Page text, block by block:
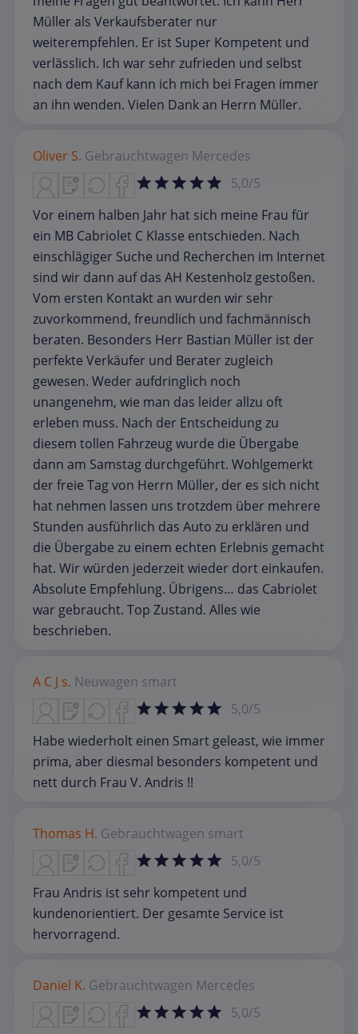
Müller als Verkaufsberater nur
weiterempfehlen. Er ist Super Kompetent und
verlässlich. Ich war sehr zufrieden und selbst
nach dem Kauf kann ich mich bei Fragen immer
an ihn wenden. Vielen Dank an Herrn Müller.
Oliver S. Gebrauchtwagen Mercedes
5,0/5
Vor einem halben Jahr hat sich meine Frau für
ein MB Cabriolet C Klasse entschieden. Nach
einschlägiger Suche und Recherchen im Internet
sind wir dann auf das AH Kestenholz gestoßen.
Vom ersten Kontakt an wurden wir sehr
zuvorkommend, freundlich und fachmännisch
beraten. Besonders Herr Bastian Müller ist der
perfekte Verkäufer und Berater zugleich
gewesen. Weder aufdringlich noch
unangenehm, wie man das leider allzu oft
erleben muss. Nach der Entscheidung zu
diesem tollen Fahrzeug wurde die Übergabe
dann am Samstag durchgeführt. Wohlgemerkt
der freie Tag von Herrn Müller, der es sich nicht
hat nehmen lassen uns trotzdem über mehrere
Stunden ausführlich das Auto zu erklären und
die Übergabe zu einem echten Erlebnis gemacht
hat. Wir würden jederzeit wieder dort einkaufen.
Absolute Empfehlung. Übrigens… das Cabriolet
war gebraucht. Top Zustand. Alles wie
beschrieben.
A C J s. Neuwagen smart
5,0/5
Habe wiederholt einen Smart geleast, wie immer
prima, aber diesmal besonders kompetent und
nett durch Frau V. Andris !!
Thomas H. Gebrauchtwagen smart
5,0/5
Frau Andris ist sehr kompetent und
kundenorientiert. Der gesamte Service ist
hervorragend.
Daniel K. Gebrauchtwagen Mercedes
5,0/5